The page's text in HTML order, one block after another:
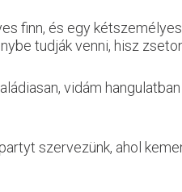
finn, és egy
tudják venni, hisz
vidám
szervezünk, ahol